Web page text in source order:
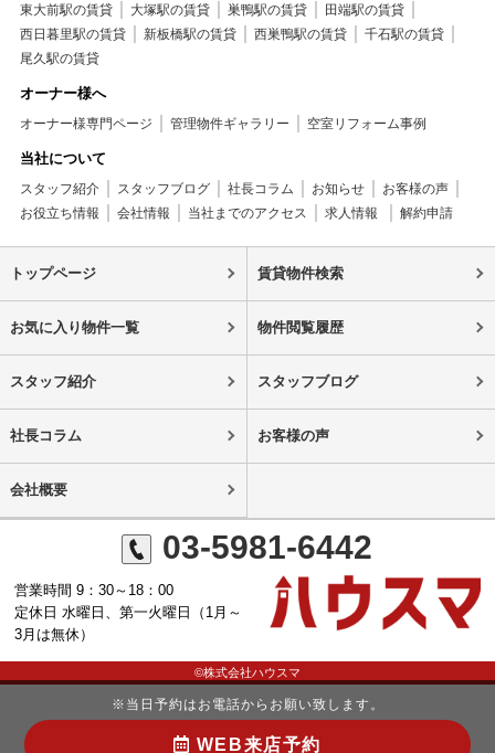
東大前駅の賃貸
大塚駅の賃貸 巣鴨駅の賃貸
田端駅の賃貸
西日暮里駅の賃貸
新板橋駅の賃貸 西巣鴨駅の賃貸
千石駅の賃貸
尾久駅の賃貸
オーナー様へ
オーナー様専門ページ 管理物件ギャラリー 空室リフォーム事例
当社について
スタッフ紹介 スタッフブログ 社長コラム お知らせ
お客様の声
お役立ち情報
会社情報 当社までのアクセス 求人情報 解約申請
トップページ 賃貸物件検索
お気に入り物件一覧 物件閲覧履歴
スタッフ紹介 スタッフブログ
社長コラム お客様の声
会社概要
03-5981-6442
営業時間 9：30～18：00
定休日 水曜日、第一火曜日（1月～
3月は無休）
©株式会社ハウスマ
※当日予約はお電話からお願い致します。
WEB来店予約